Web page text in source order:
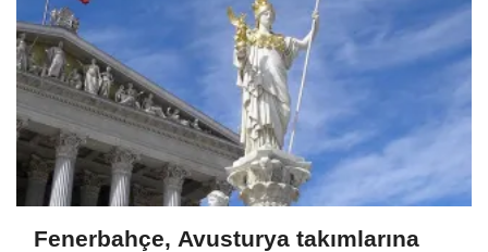
Fenerbahçe, Avusturya takımlarına